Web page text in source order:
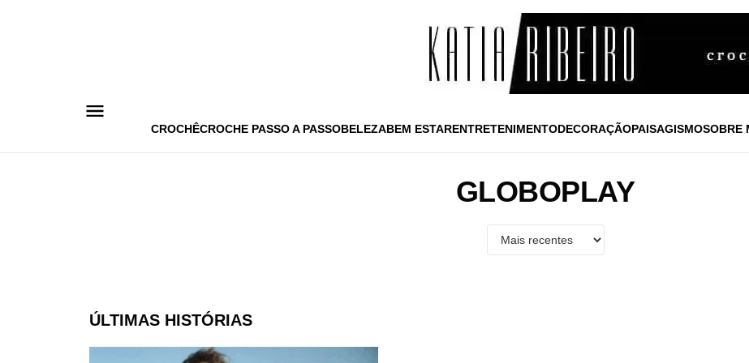
CROCHÊCROCHE PASSO A PASSOBELEZABEM ESTARENTRETENIMENTODECORAÇÃOPAISAGISMOSOBRE
GLOBOPLAY
ÚLTIMAS HISTÓRIAS